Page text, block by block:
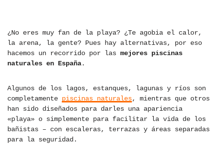
¿No eres muy fan de la playa? ¿Te agobia el calor,
la arena, la gente? Pues hay alternativas, por eso
hacemos un recorrido por las mejores piscinas
naturales en España.
Algunos de los lagos, estanques, lagunas y ríos son
completamente piscinas naturales, mientras que otros
han sido diseñados para darles una apariencia
«playa» o simplemente para facilitar la vida de los
bañistas – con escaleras, terrazas y áreas separadas
para la seguridad.